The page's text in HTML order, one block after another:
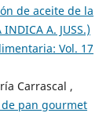
de aceite de la
A. JUSS.)
Vol. 17
Carrascal ,
pan gourmet